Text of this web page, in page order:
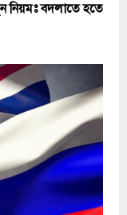
নিয়মঃ বদলাতে হতে